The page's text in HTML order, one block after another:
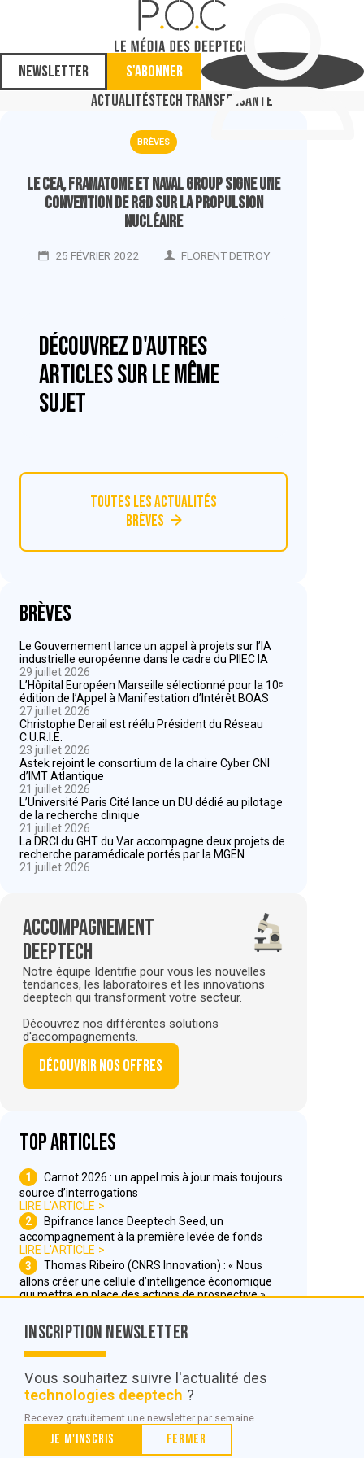
Newsletter
S'abonner
ActualitésTech TransferSanté
BRÈVES
Le CEA, Framatome et Naval Group signe une
convention de R&D sur la propulsion
nucléaire
25 FÉVRIER 2022 FLORENT DETROY
Découvrez d'autres
articles sur le même
sujet
Toutes les actualités
Brèves
Brèves
Le Gouvernement lance un appel à projets sur l’IA
industrielle européenne dans le cadre du PIIEC IA
29 juillet 2026
L’Hôpital Européen Marseille sélectionné pour la 10ᵉ
édition de l’Appel à Manifestation d’Intérêt BOAS
27 juillet 2026
Christophe Derail est réélu Président du Réseau
C.U.R.I.E.
23 juillet 2026
Astek rejoint le consortium de la chaire Cyber CNI
d’IMT Atlantique
21 juillet 2026
L’Université Paris Cité lance un DU dédié au pilotage
de la recherche clinique
21 juillet 2026
La DRCI du GHT du Var accompagne deux projets de
recherche paramédicale portés par la MGEN
21 juillet 2026
Accompagnement
deeptech
Notre équipe Identifie pour vous les nouvelles
tendances, les laboratoires et les innovations
deeptech qui transforment votre secteur.
Découvrez nos différentes solutions
d'accompagnements.
Découvrir nos offres
Top articles
1
Carnot 2026 : un appel mis à jour mais toujours
source d’interrogations
LIRE L'ARTICLE
2
Bpifrance lance Deeptech Seed, un
accompagnement à la première levée de fonds
LIRE L'ARTICLE
3
Thomas Ribeiro (CNRS Innovation) : « Nous
allons créer une cellule d’intelligence économique
qui mettra en place des actions de prospective »
© POC Media 2026
Tous droits réservés.
Qui sommes nous ?
Inscription Newsletter
Vous souhaitez suivre l'actualité des
technologies deeptech ?
Recevez gratuitement une newsletter par semaine
Je m'inscris Fermer